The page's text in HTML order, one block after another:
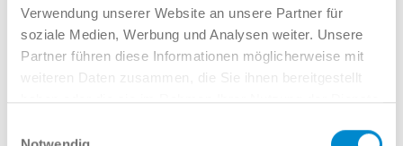
Verwendung unserer Website an unsere Partner für
soziale Medien, Werbung und Analysen weiter. Unsere
Partner führen diese Informationen möglicherweise mit
weiteren Daten zusammen, die Sie ihnen bereitgestellt
haben oder die sie im Rahmen Ihrer Nutzung der Dienste
Oder gern direkt per Mail oder
Telefon: